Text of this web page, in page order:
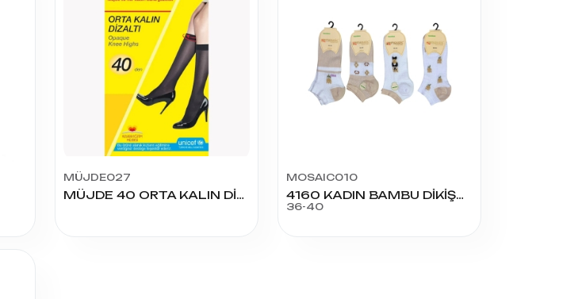
MÜJDE027
MÜJDE 40 ORTA KALIN DİZALTI 12'Lİ
MOSAIC010
4160 KADIN BAMBU DİKİŞSİZ KABARTMALI PATİK
36-40